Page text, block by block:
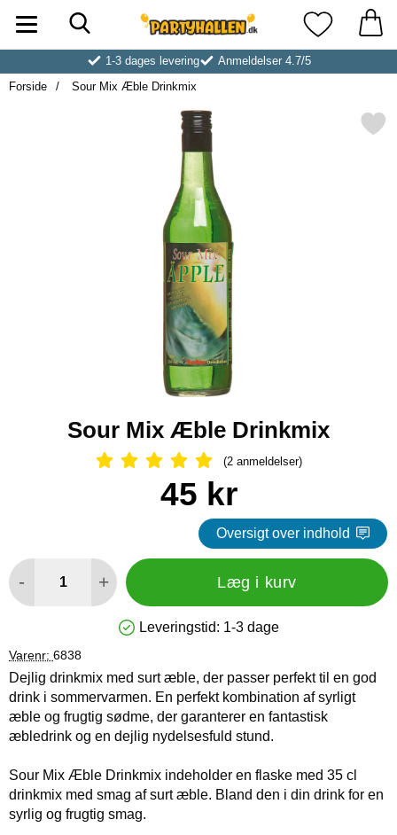
Startside for Partyhallen AB Mine
1-3 dages levering
Anmeldelser 4.7/5
Forside
Sour Mix Æble Drinkmix
Markér sour Mix Æble
Sour Mix Æble Drinkmix
Anmeldelser: 5 Stjerne, Spring til
(2 anmeldelser)
Køb dette produkt Sour Mix Æble Drinkmix
pris
45 kr
Oversigt over indhold
- + Læg i kurv
Produkttilgængelighed: På lager
Leveringstid: 1-3 dage
Varenr: 6838
Dejlig drinkmix med surt æble, der passer perfekt til en god
drink i sommervarmen. En perfekt kombination af syrligt
æble og frugtig sødme, der garanterer en fantastisk
æbledrink og en dejlig nydelsesfuld stund.
Sour Mix Æble Drinkmix indeholder en flaske med 35 cl
drinkmix med smag af surt æble. Bland den i din drink for en
syrlig og frugtig smag.